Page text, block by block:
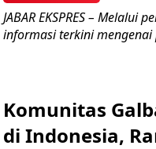
JABAR EKSPRES –
informasi terkini
Komunitas
di Indonesia,